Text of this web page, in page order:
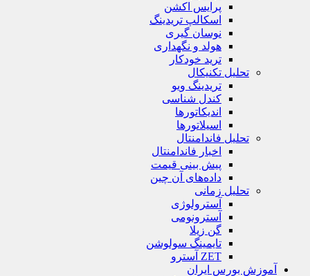
پرایس اکشن
اسکالپ تریدینگ
نوسان گیری
هولد و نگهداری
ترید خودکار
تحلیل تکنیکال
تریدینگ ویو
کندل شناسی
اندیکاتورها
اسیلاتورها
تحلیل فاندامنتال
اخبار فاندامنتال
پیش بینی قیمت
داده‌های آن چین
تحلیل زمانی
آسترولوژی
آسترونومی
گن زیلا
تايمينگ سولوشن
ZET آسترو
آموزش بورس ایران